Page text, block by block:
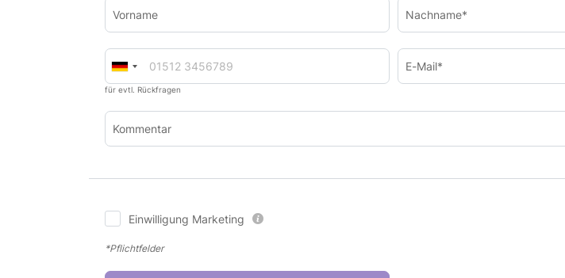
Vorname Nachname*
für evtl. Rückfragen
E-Mail*
Kommentar
Einwilligung Marketing
*Pflichtfelder